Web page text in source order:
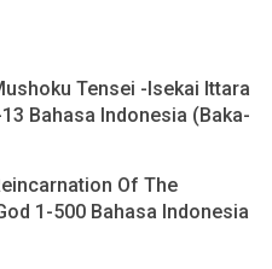
Tensei -Isekai Ittara
Bahasa Indonesia (Baka-
Of The
1-500 Bahasa Indonesia